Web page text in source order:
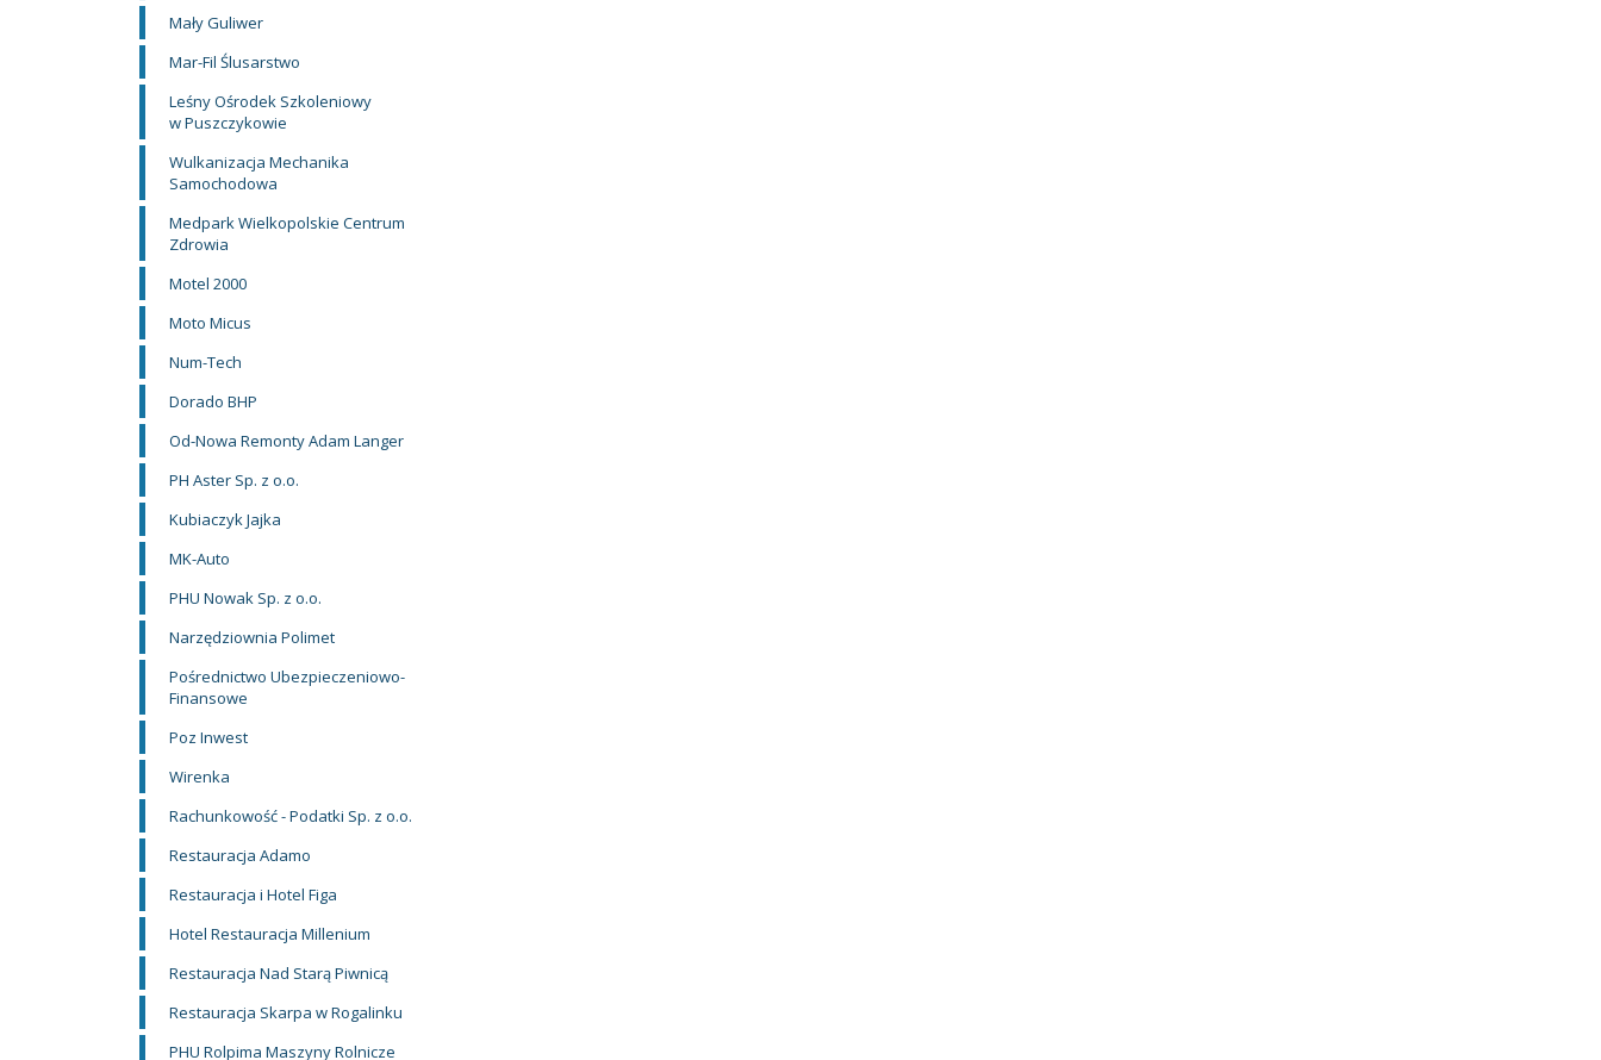
Mały Guliwer
Mar-Fil Ślusarstwo
Leśny Ośrodek Szkoleniowy
w Puszczykowie
Wulkanizacja Mechanika
Samochodowa
Medpark Wielkopolskie Centrum
Zdrowia
Motel 2000
Moto Micus
Num-Tech
Dorado BHP
Od-Nowa Remonty Adam Langer
PH Aster Sp. z o.o.
Kubiaczyk Jajka
MK-Auto
PHU Nowak Sp. z o.o.
Narzędziownia Polimet
Pośrednictwo Ubezpieczeniowo-
Finansowe
Poz Inwest
Wirenka
Rachunkowość - Podatki Sp. z o.o.
Restauracja Adamo
Restauracja i Hotel Figa
Hotel Restauracja Millenium
Restauracja Nad Starą Piwnicą
Restauracja Skarpa w Rogalinku
PHU Rolpima Maszyny Rolnicze